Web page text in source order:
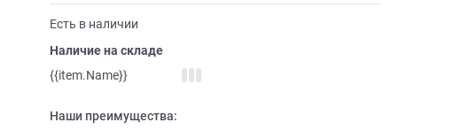
Есть в наличии
Наличие на складе
{{item.Name}}
Наши преимущества: